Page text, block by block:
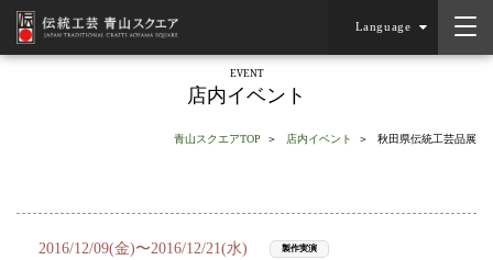
Language
EVENT
店内イベント
青山スクエアTOP 店内イベント 秋田県伝統工芸品展
2016/12/09(金)〜2016/12/21(水) 製作実演